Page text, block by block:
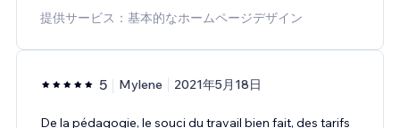
提供サービス：基本的なホームページデザイン
5 Mylene 2021年5月18日
De la pédagogie, le souci du travail bien fait, des tarifs